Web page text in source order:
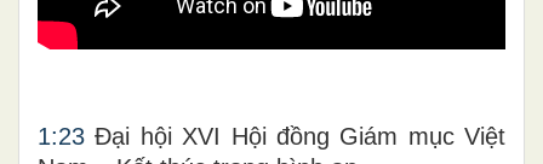
1:23 Đại hội XVI Hội đồng Giám mục Việt